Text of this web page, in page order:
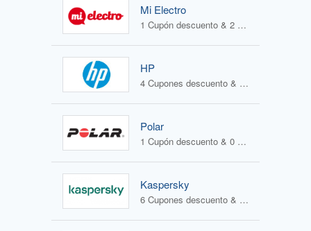
Mi Electro
1 Cupón descuento & 2 Ofertas
HP
4 Cupones descuento & 1 Oferta
Polar
1 Cupón descuento & 0 Ofertas
Kaspersky
6 Cupones descuento & 1 Oferta